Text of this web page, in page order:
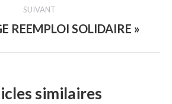
:
SUIVANT
Article
REEMPLOI SOLIDAIRE »
similaires